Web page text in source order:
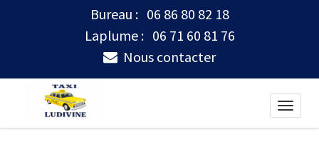
Bureau : 06 86 80 82 18
Laplume : 06 71 60 81 76
Nous contacter
Toggle